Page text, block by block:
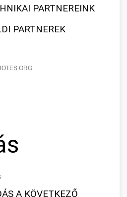
PARTNEREINK
PARTNEREK
A KÖVETKEZŐ